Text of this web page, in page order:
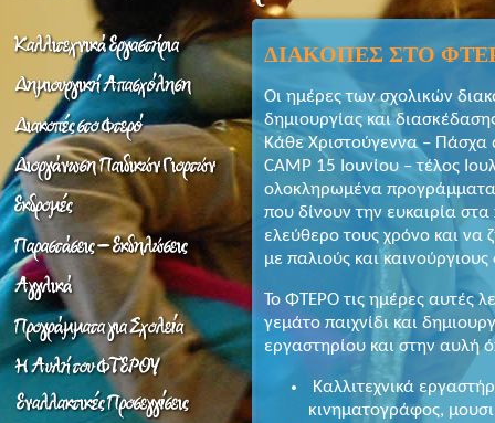
ΔΙΑΚΟΠΕΣ ΣΤΟ
Οι ημέρες των σχολικών
δημιουργίας και
Κάθε Χριστούγεννα – Πάσχα
CAMP 15 Ιουνίου – τέλος
ολοκληρωμένα προγράμματα
που δίνουν την ευκαιρία
ελεύθερο τους χρόνο και να
με παλιούς και καινούργιους
Το ΦΤΕΡΟ τις ημέρες αυτές
γεμάτο παιχνίδι και
εργαστηρίου και στην αυλή
Καλλιτεχνικά
κινηματογράφος,